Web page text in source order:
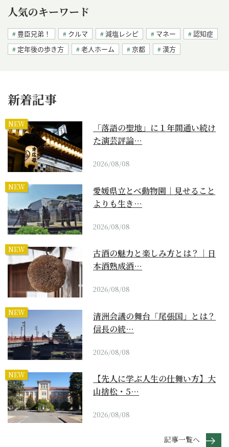
人気のキーワード
豊臣兄弟！ クルマ 減塩レシピ マネー
認知症
定年後の歩き方
老人ホーム 京都 漢方
新着記事
NEW
「落語の聖地」に１年間通い続け
た演芸評論…
2026/08/08
NEW
愛媛県立とべ動物園｜見せること
よりも生き…
2026/08/08
NEW
古酒の魅力と楽しみ方とは？｜日
本酒熟成酒…
2026/08/08
NEW
清洲会議の舞台「尾張国」とは？
信長の統…
2026/08/08
NEW
【先人に学ぶ人生の仕舞い方】大
山捨松・5…
2026/08/08
記事一覧へ